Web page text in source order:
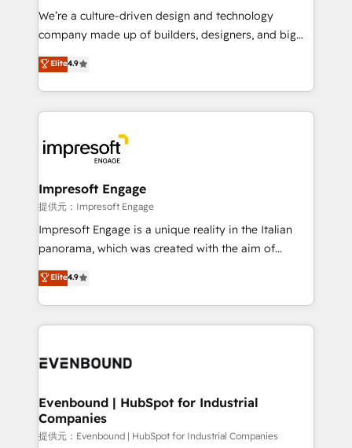
Portuguese, and English to design scalable strategies
that drive measurable growth. 🌎 Highlights: • 10+
Platform Migration Excellence. • Top 3 Partner of the
Year LATAM 2022, 2023, 2024, 2025. • Partner of the
business with HubSpot? Let Cebra’s experts help
you grow faster, smarter, and with impact.
We’re a culture-driven design and technology
company made up of builders, designers, and big
thinkers. We blend strategy, design, and
development—always fueled by curiosity—to turn
ideas, opportunities, and challenges into meaningful
experiences. To us, technology is more than just
and—most importantly—simple. That’s why we lean
into bold ideas and shape them into thoughtful
products and strategies that actually make a
difference.
Elite4.9
Impresoft Engage
提供元：Impresoft Engage
Impresoft Engage is a unique reality in the Italian
panorama, which was created with the aim of
putting Customer Experience at the center by
creating digital environments capable of integrating
people, processes and data. We offer the best
digital solutions on the market, ranging from CRM
marketing automation to online and offline sales
allowing companies to optimize processes and meet
the needs of the customer. We are part of Impresoft
Group, a group of specialized and complementary
Elite4.9
Evenbound | HubSpot for Industrial
Companies
提供元：Evenbound | HubSpot for Industrial Companies